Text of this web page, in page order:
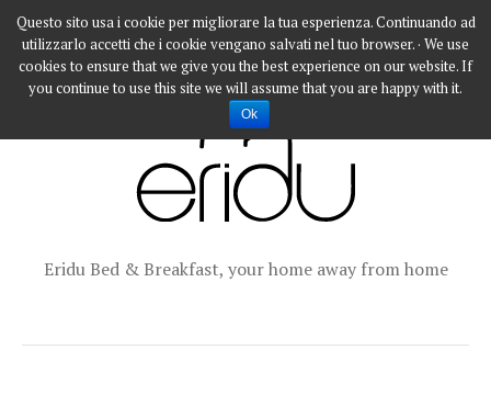
Eridu Bed & Breakfast, your home away from home
Questo sito usa i cookie per migliorare la tua esperienza. Continuando ad
utilizzarlo accetti che i cookie vengano salvati nel tuo browser. · We use
cookies to ensure that we give you the best experience on our website. If
you continue to use this site we will assume that you are happy with it.
Ok